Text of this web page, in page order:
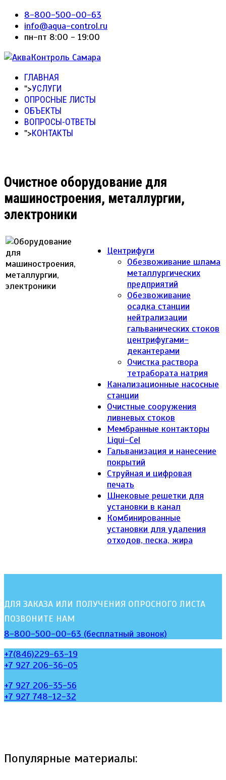
8-800-500-00-63
info@aqua-control.ru
пн-пт 8:00 - 19:00
ГЛАВНАЯ
">УСЛУГИ
ОПРОСНЫЕ ЛИСТЫ
ОБЪЕКТЫ
ВОПРОСЫ-ОТВЕТЫ
">КОНТАКТЫ
Очистное оборудование для
машиностроения, металлургии,
электроники
Центрифуги
Обезвоживание шлама
металлургических
предприятий
Обезвоживание
осадка станции
нейтрализации
гальванических стоков
центрифугами-
декантерами
Очистка раствора
тетрабората натрия
Канализационные насосные
станции
Очистные сооружения
ливневых стоков
Мембранные контакторы
Liqui-Cel
Гальванизация и нанесение
покрытий
Струйная и цифровая
печать
Шнековые решетки для
установки в канал
Комбинированные
установки для удаления
отходов, песка, жира
ДЛЯ ЗАКАЗА ИЛИ ПОЛУЧЕНИЯ ОПРОСНОГО ЛИСТА
ПОЗВОНИТЕ НАМ
8-800-500-00-63 (бесплатный звонок)
+7(846)229-63-19
+7 927 206-36-05
+7 927 206-35-56
+7 927 748-12-32
Популярные материалы: